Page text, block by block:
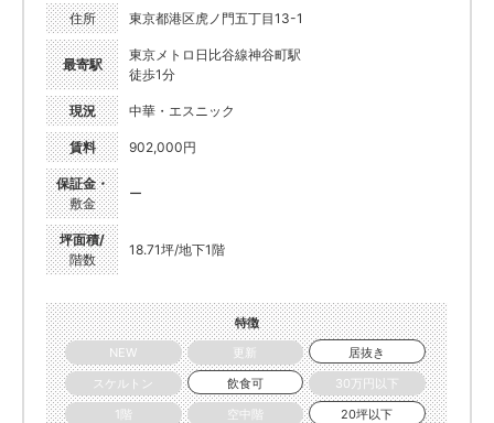
住所 東京都港区虎ノ門五丁目13-1
最寄駅
東京メトロ日比谷線神谷町駅
徒歩1分
現況 中華・エスニック
賃料 902,000円
保証金・
敷金
ー
坪面積/
階数
18.71坪/地下1階
特徴
NEW
更新
居抜き
スケルトン
飲食可
30万円以下
1階
空中階
20坪以下